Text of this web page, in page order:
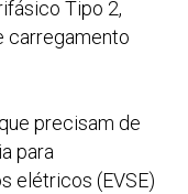
Tipo 2,
carregamento
precisam de
para
elétricos (EVSE)